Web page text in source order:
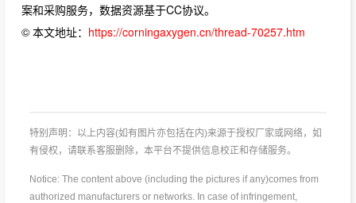
案和采购服务，数据资源基于CC协议。
© 本文地址： https://corningaxygen.cn/thread-70257.htm
特别声明：以上内容(如有图片亦包括在内)来源于授权厂家或网络，如
有侵权，请联系客服删除，本平台不提供信息校正和存储服务。
Notice: The content above (including the pictures if any)comes from
authorized manufacturers or networks. In case of infringement,